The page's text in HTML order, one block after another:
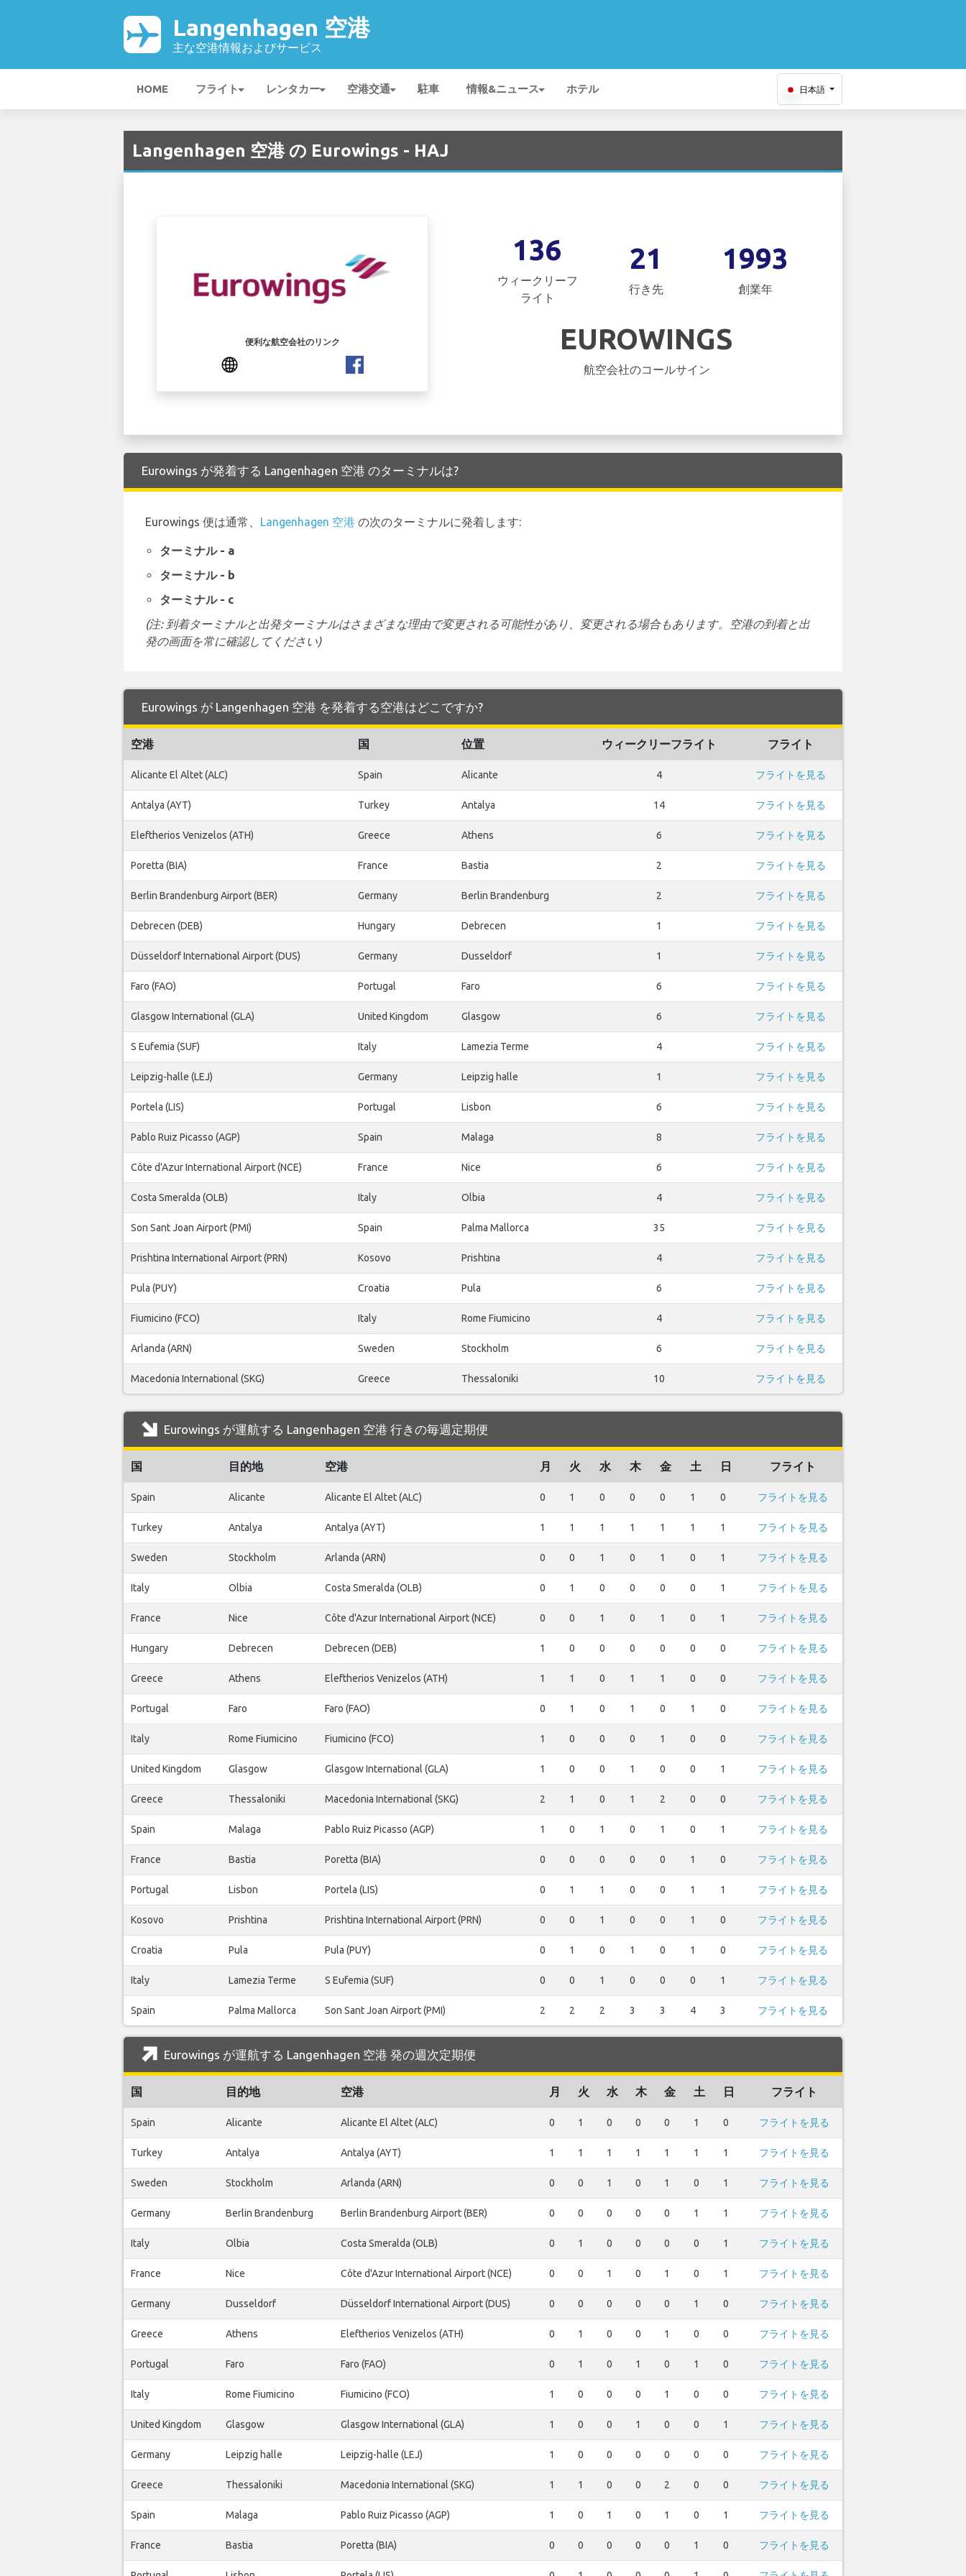
Langenhagen 空港
主な空港情報およびサービス
HOME フライト レンタカー 空港交通 駐車 情報&ニュース ホテル 日本語
Langenhagen 空港 の Eurowings - HAJ
便利な航空会社のリンク
136
ウィークリーフ
ライト
21
行き先
1993
創業年
EUROWINGS
航空会社のコールサイン
Eurowings が発着する Langenhagen 空港 のターミナルは?
Eurowings 便は通常、 Langenhagen 空港 の次のターミナルに発着します:
ターミナル - a
ターミナル - b
ターミナル - c
(注: 到着ターミナルと出発ターミナルはさまざまな理由で変更される可能性があり、変更される場合もあります。空港の到着と出
発の画面を常に確認してください)
Eurowings が Langenhagen 空港 を発着する空港はどこですか?
空港 国 位置 ウィークリーフライト フライト
Alicante El Altet (ALC) Spain Alicante 4 フライトを見る
Antalya (AYT) Turkey Antalya 14 フライトを見る
Eleftherios Venizelos (ATH) Greece Athens 6 フライトを見る
Poretta (BIA) France Bastia 2 フライトを見る
Berlin Brandenburg Airport (BER) Germany Berlin Brandenburg 2 フライトを見る
Debrecen (DEB) Hungary Debrecen 1 フライトを見る
Düsseldorf International Airport (DUS) Germany Dusseldorf 1 フライトを見る
Faro (FAO) Portugal Faro 6 フライトを見る
Glasgow International (GLA) United Kingdom Glasgow 6 フライトを見る
S Eufemia (SUF) Italy Lamezia Terme 4 フライトを見る
Leipzig-halle (LEJ) Germany Leipzig halle 1 フライトを見る
Portela (LIS) Portugal Lisbon 6 フライトを見る
Pablo Ruiz Picasso (AGP) Spain Malaga 8 フライトを見る
Côte d'Azur International Airport (NCE) France Nice 6 フライトを見る
Costa Smeralda (OLB) Italy Olbia 4 フライトを見る
Son Sant Joan Airport (PMI) Spain Palma Mallorca 35 フライトを見る
Prishtina International Airport (PRN) Kosovo Prishtina 4 フライトを見る
Pula (PUY) Croatia Pula 6 フライトを見る
Fiumicino (FCO) Italy Rome Fiumicino 4 フライトを見る
Arlanda (ARN) Sweden Stockholm 6 フライトを見る
Macedonia International (SKG) Greece Thessaloniki 10 フライトを見る
Eurowings が運航する Langenhagen 空港 行きの毎週定期便
国 目的地 空港 月 火 水 木 金 土 日 フライト
Spain Alicante Alicante El Altet (ALC) 0 1 0 0 0 1 0 フライトを見る
Turkey Antalya Antalya (AYT) 1 1 1 1 1 1 1 フライトを見る
Sweden Stockholm Arlanda (ARN) 0 0 1 0 1 0 1 フライトを見る
Italy Olbia Costa Smeralda (OLB) 0 1 0 0 0 0 1 フライトを見る
France Nice Côte d'Azur International Airport (NCE) 0 0 1 0 1 0 1 フライトを見る
Hungary Debrecen Debrecen (DEB) 1 0 0 0 0 0 0 フライトを見る
Greece Athens Eleftherios Venizelos (ATH) 1 1 0 1 1 0 0 フライトを見る
Portugal Faro Faro (FAO) 0 1 0 1 0 1 0 フライトを見る
Italy Rome Fiumicino Fiumicino (FCO) 1 0 0 0 1 0 0 フライトを見る
United Kingdom Glasgow Glasgow International (GLA) 1 0 0 1 0 0 1 フライトを見る
Greece Thessaloniki Macedonia International (SKG) 2 1 0 1 2 0 0 フライトを見る
Spain Malaga Pablo Ruiz Picasso (AGP) 1 0 1 0 1 0 1 フライトを見る
France Bastia Poretta (BIA) 0 0 0 0 0 1 0 フライトを見る
Portugal Lisbon Portela (LIS) 0 1 1 0 0 1 1 フライトを見る
Kosovo Prishtina Prishtina International Airport (PRN) 0 0 1 0 0 1 0 フライトを見る
Croatia Pula Pula (PUY) 0 1 0 1 0 1 0 フライトを見る
Italy Lamezia Terme S Eufemia (SUF) 0 0 1 0 0 0 1 フライトを見る
Spain Palma Mallorca Son Sant Joan Airport (PMI) 2 2 2 3 3 4 3 フライトを見る
Eurowings が運航する Langenhagen 空港 発の週次定期便
国 目的地 空港 月 火 水 木 金 土 日 フライト
Spain Alicante Alicante El Altet (ALC) 0 1 0 0 0 1 0 フライトを見る
Turkey Antalya Antalya (AYT) 1 1 1 1 1 1 1 フライトを見る
Sweden Stockholm Arlanda (ARN) 0 0 1 0 1 0 1 フライトを見る
Germany Berlin Brandenburg Berlin Brandenburg Airport (BER) 0 0 0 0 0 1 1 フライトを見る
Italy Olbia Costa Smeralda (OLB) 0 1 0 0 0 0 1 フライトを見る
France Nice Côte d'Azur International Airport (NCE) 0 0 1 0 1 0 1 フライトを見る
Germany Dusseldorf Düsseldorf International Airport (DUS) 0 0 0 0 0 1 0 フライトを見る
Greece Athens Eleftherios Venizelos (ATH) 0 1 0 0 1 0 0 フライトを見る
Portugal Faro Faro (FAO) 0 1 0 1 0 1 0 フライトを見る
Italy Rome Fiumicino Fiumicino (FCO) 1 0 0 0 1 0 0 フライトを見る
United Kingdom Glasgow Glasgow International (GLA) 1 0 0 1 0 0 1 フライトを見る
Germany Leipzig halle Leipzig-halle (LEJ) 1 0 0 0 0 0 0 フライトを見る
Greece Thessaloniki Macedonia International (SKG) 1 1 0 0 2 0 0 フライトを見る
Spain Malaga Pablo Ruiz Picasso (AGP) 1 0 1 0 1 0 1 フライトを見る
France Bastia Poretta (BIA) 0 0 0 0 0 1 0 フライトを見る